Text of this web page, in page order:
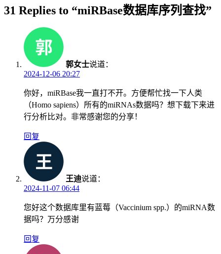
31 Replies to “miRBase数据库序列查找”
郭女士说道：
2024-12-06 20:27
你好，miRBase我一直打不开。方便帮忙找一下人类
（Homo sapiens）所有的miRNAs数据吗？想下载下来进
行分析比对。非常感谢您的分享！
回复
王迪说道：
2024-11-07 06:44
您好这个数据库里有蓝莓（Vaccinium spp.）的miRNA数
据吗？万分感谢
回复